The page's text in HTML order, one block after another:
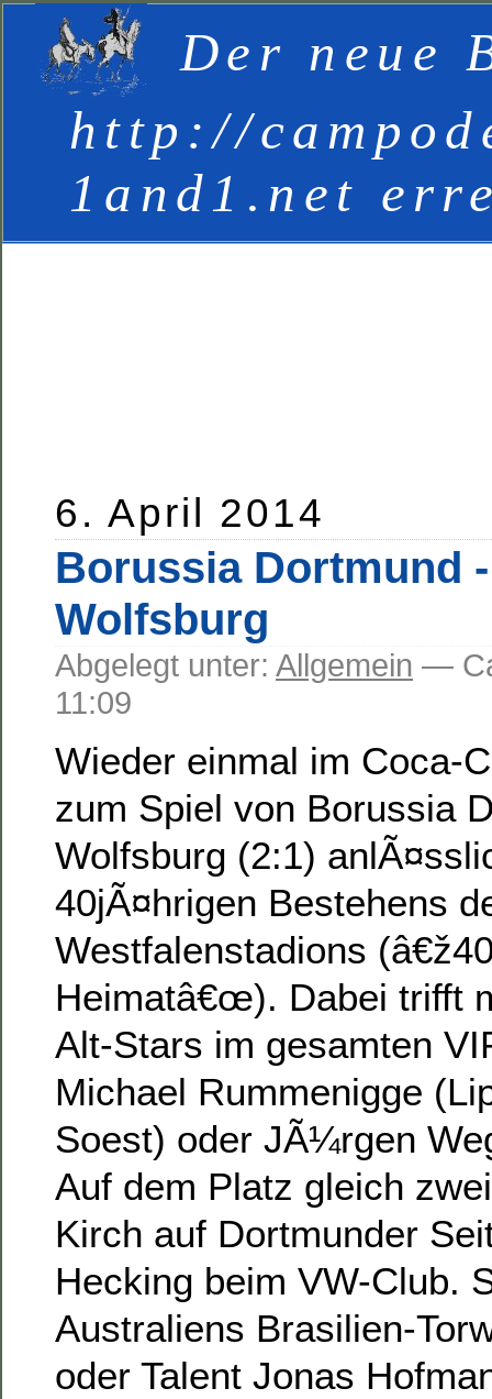
Der neue
http://
1and1.net
6. April 2014
Borussia Dortmund
Wolfsburg
Abgelegt unter: Allgemein —
11:09
Wieder einmal im Coca-
zum Spiel von Borussia
Wolfsburg (2:1)
40jÃ¤hrigen Bestehens
Westfalenstadions
Heimatâ€œ). Dabei trifft
Alt-Stars im gesamten
Michael Rummenigge
Soest) oder JÃ¼rgen
Auf dem Platz gleich
Kirch auf Dortmunder
Hecking beim VW-Club.
Australiens Brasilien-
oder Talent Jonas